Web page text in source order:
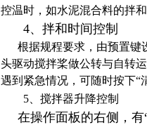
控温时，如水泥混合料的拌
4、拌和时间控制
根据规程要求，由预置键
头驱动搅拌桨做公转与自转
遇到紧急情况，可随时按下“
5、搅拌器升降控制
在操作面板的右侧，有